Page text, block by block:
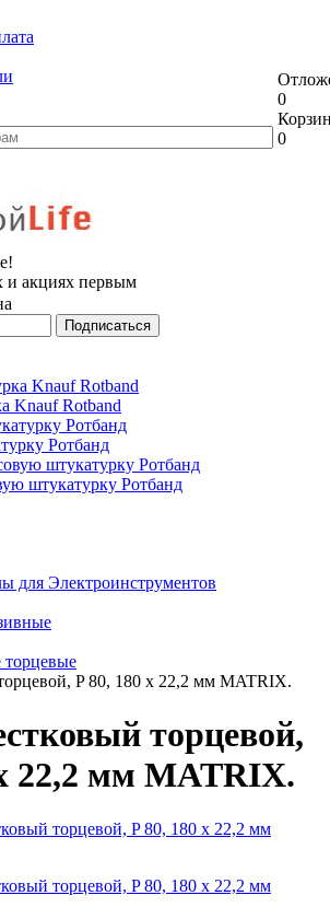
0
0
и акциях первым
Knauf Rotband
Ротбанд
штукатурку Ротбанд
для Электроинструментов
торцевые
P 80, 180 х 22,2 мм MATRIX.
торцевой,
22,2 мм MATRIX.